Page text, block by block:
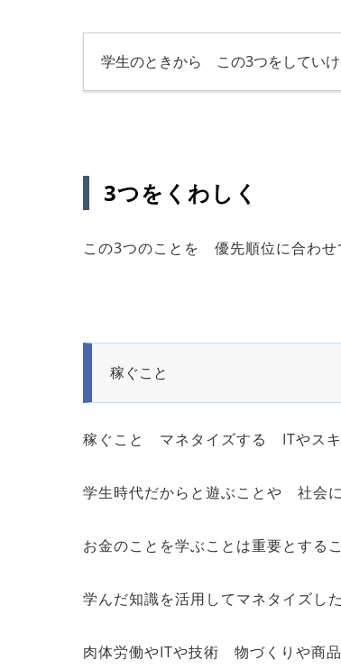
学生のときから この3つをしてい
3つをくわしく
この3つのことを 優先順位に合わ
稼ぐこと
稼ぐこと マネタイズする ITやス
学生時代だからと遊ぶことや 社会
お金のことを学ぶことは重要とする
学んだ知識を活用してマネタイズし
肉体労働やITや技術 物づくりや商